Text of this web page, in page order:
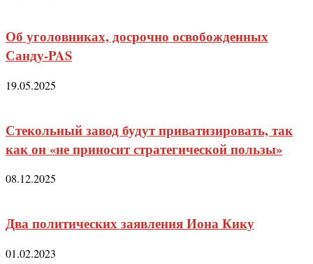
Об уголовниках, досрочно освобожденных
Санду-PAS
19.05.2025
Стекольный завод будут приватизировать, так
как он «не приносит стратегической пользы»
08.12.2025
Два политических заявления Иона Кику
01.02.2023